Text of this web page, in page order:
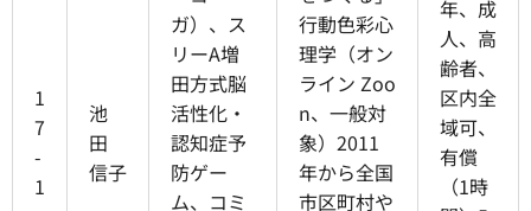
1
7
-
1
池
田
信子
ガ）、ス
リーA増
田方式脳
活性化・
認知症予
防ゲー
ム、コミ
行動色彩心
理学（オン
ライン Zoo
n、一般対
象）2011
年から全国
市区町村や
年、成
人、高
齢者、
区内全
域可、
有償
（1時